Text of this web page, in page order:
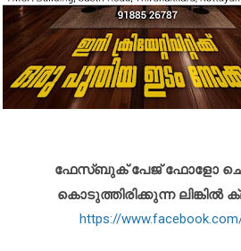
ഫേസ്ബുക് പേജ് ഫോളോ
കൊടുത്തിരിക്കുന്ന ലിങ്കിൽ
https://